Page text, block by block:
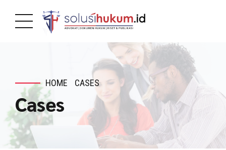
HOME CASES
Cases